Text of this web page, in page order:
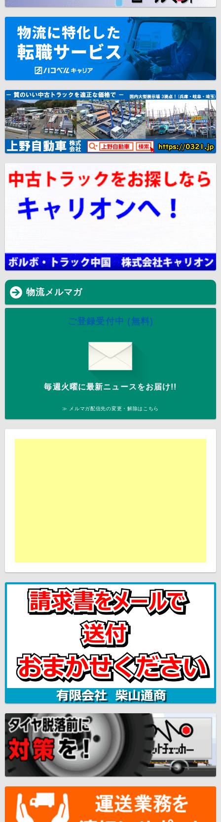
物流メルマガ
ご登録受付中 (無料)
毎週火曜に最新ニュースをお届け!!
≫ メルマガ配信先の変更・解除はこちら